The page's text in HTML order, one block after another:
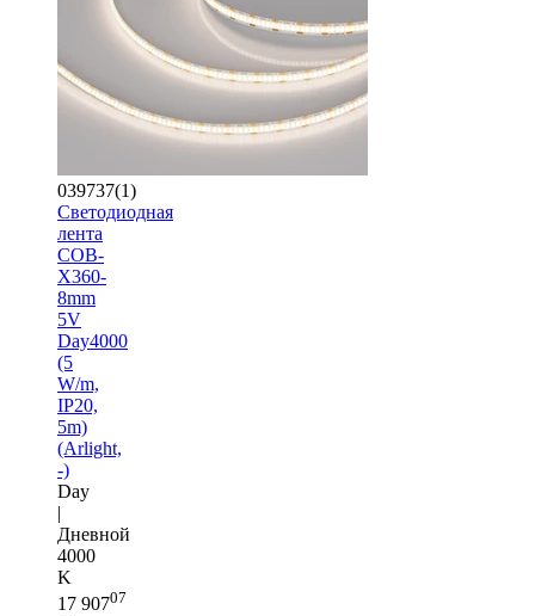
039737(1)
Светодиодная
лента
COB-
X360-
8mm
5V
Day4000
(5
W/m,
IP20,
5m)
(Arlight,
-)
Day
|
Дневной
4000
K
17 90707